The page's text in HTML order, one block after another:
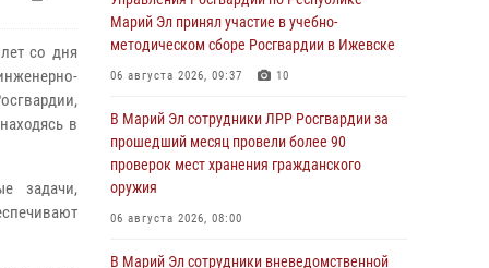
со дня
в
задачи,
Марий Эл принял участие в учебно-
методическом сборе Росгвардии в Ижевске
06 августа 2026, 09:37 10
В Марий Эл сотрудники ЛРР Росгвардии за
прошедший месяц провели более 90
проверок мест хранения гражданского
оружия
06 августа 2026, 08:00
В Марий Эл сотрудники вневедомственной